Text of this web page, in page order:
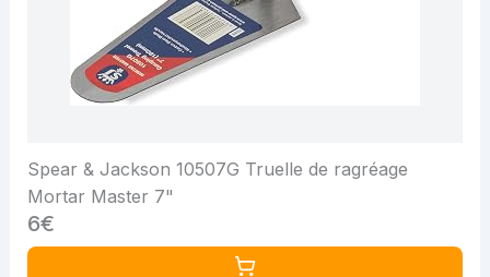
Spear & Jackson 10507G Truelle de ragréage
Mortar Master 7"
6€